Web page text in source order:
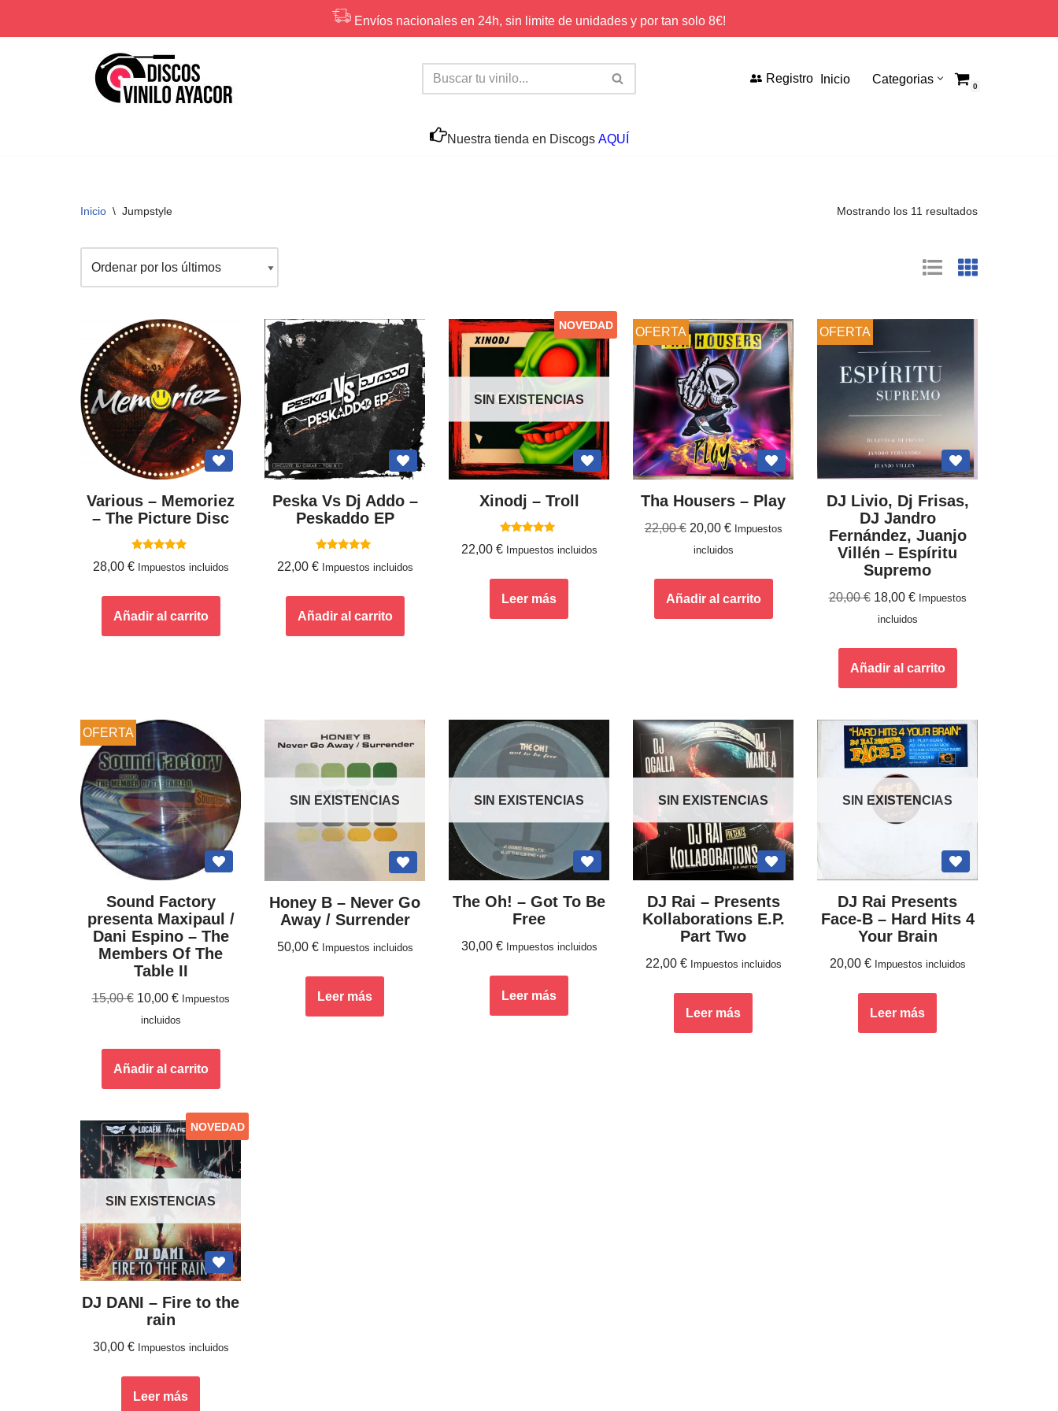
Envíos nacionales en 24h, sin limite de unidades y por tan solo 8€!
Registro Inicio Categorias
0
Nuestra tienda en Discogs AQUÍ
Inicio \ Jumpstyle Mostrando los 11 resultados
Various – Memoriez
– The Picture Disc
con
28,00 € Impuestos incluidos
Añadir al carrito
Peska Vs Dj Addo ‎–
Peskaddo EP
con
22,00 € Impuestos incluidos
Añadir al carrito
SIN EXISTENCIAS
NOVEDAD
Xinodj – Troll
con
22,00 € Impuestos incluidos
Leer más
OFERTA
Tha Housers – Play
22,00€ 20,00 € Impuestos
incluidos
Añadir al carrito
OFERTA
DJ Livio, Dj Frisas,
DJ Jandro
Fernández, Juanjo
Villén ‎– Espíritu
Supremo
20,00€ 18,00 € Impuestos
incluidos
Añadir al carrito
OFERTA
Sound Factory
presenta Maxipaul /
Dani Espino ‎– The
Members Of The
Table II
15,00€ 10,00 € Impuestos
incluidos
Añadir al carrito
SIN EXISTENCIAS
Honey B ‎– Never Go
Away / Surrender
50,00 € Impuestos incluidos
Leer más
SIN EXISTENCIAS
The Oh! – Got To Be
Free
30,00 € Impuestos incluidos
Leer más
SIN EXISTENCIAS
DJ Rai – Presents
Kollaborations E.P.
Part Two
22,00 € Impuestos incluidos
Leer más
SIN EXISTENCIAS
DJ Rai Presents
Face-B – Hard Hits 4
Your Brain
20,00 € Impuestos incluidos
Leer más
SIN EXISTENCIAS
NOVEDAD
DJ DANI – Fire to the
rain
30,00 € Impuestos incluidos
Leer más